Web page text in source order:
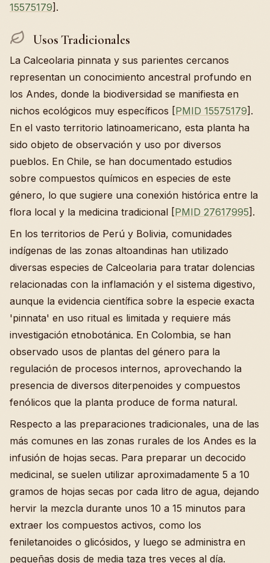
15575179].
Usos Tradicionales
La Calceolaria pinnata y sus parientes cercanos
representan un conocimiento ancestral profundo en
los Andes, donde la biodiversidad se manifiesta en
nichos ecológicos muy específicos [PMID 15575179].
En el vasto territorio latinoamericano, esta planta ha
sido objeto de observación y uso por diversos
pueblos. En Chile, se han documentado estudios
sobre compuestos químicos en especies de este
género, lo que sugiere una conexión histórica entre la
flora local y la medicina tradicional [PMID 27617995].
En los territorios de Perú y Bolivia, comunidades
indígenas de las zonas altoandinas han utilizado
diversas especies de Calceolaria para tratar dolencias
relacionadas con la inflamación y el sistema digestivo,
aunque la evidencia científica sobre la especie exacta
'pinnata' en uso ritual es limitada y requiere más
investigación etnobotánica. En Colombia, se han
observado usos de plantas del género para la
regulación de procesos internos, aprovechando la
presencia de diversos diterpenoides y compuestos
fenólicos que la planta produce de forma natural.
Respecto a las preparaciones tradicionales, una de las
más comunes en las zonas rurales de los Andes es la
infusión de hojas secas. Para preparar un decocido
medicinal, se suelen utilizar aproximadamente 5 a 10
gramos de hojas secas por cada litro de agua, dejando
hervir la mezcla durante unos 10 a 15 minutos para
extraer los compuestos activos, como los
feniletanoides o glicósidos, y luego se administra en
pequeñas dosis de media taza tres veces al día.